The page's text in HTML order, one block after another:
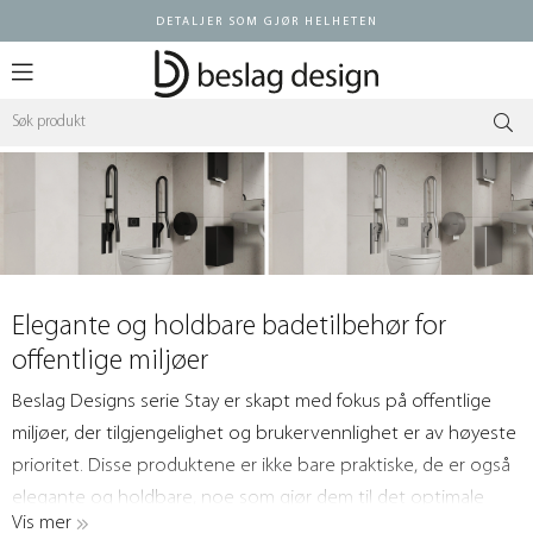
DETALJER SOM GJØR HELHETEN
Elegante og holdbare badetilbehør for
offentlige miljøer
Beslag Designs serie Stay er skapt med fokus på offentlige
miljøer, der tilgjengelighet og brukervennlighet er av høyeste
prioritet. Disse produktene er ikke bare praktiske, de er også
elegante og holdbare, noe som gjør dem til det optimale
Vis mer